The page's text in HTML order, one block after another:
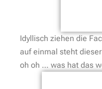
Idyllisch ziehen die
auf einmal steht
oh oh … was hat das